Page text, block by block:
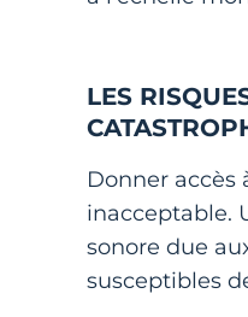
LES
Donner accès
inacceptable.
sonore due
susceptibles